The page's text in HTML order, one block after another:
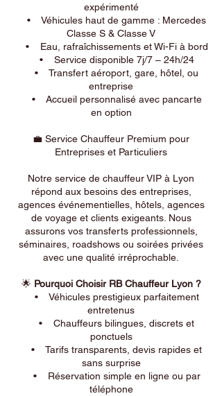
expérimenté
• Véhicules haut de gamme : Mercedes
Classe S & Classe V
• Eau, rafraîchissements et Wi-Fi à bord
• Service disponible 7j/7 – 24h/24
• Transfert aéroport, gare, hôtel, ou
entreprise
• Accueil personnalisé avec pancarte
en option
💼 Service Chauffeur Premium pour
Entreprises et Particuliers
Notre service de chauffeur VIP à Lyon
répond aux besoins des entreprises,
agences événementielles, hôtels, agences
de voyage et clients exigeants. Nous
assurons vos transferts professionnels,
séminaires, roadshows ou soirées privées
avec une qualité irréprochable.
🌟 Pourquoi Choisir RB Chauffeur Lyon ?
• Véhicules prestigieux parfaitement
entretenus
• Chauffeurs bilingues, discrets et
ponctuels
• Tarifs transparents, devis rapides et
sans surprise
• Réservation simple en ligne ou par
téléphone